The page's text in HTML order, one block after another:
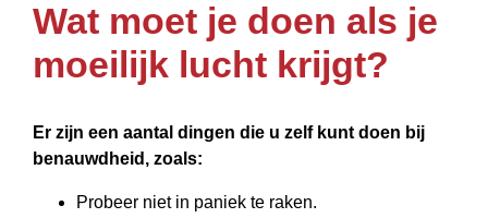
Wat moet je doen als je
moeilijk lucht krijgt?
Er zijn een aantal dingen die u zelf kunt doen bij
benauwdheid, zoals:
Probeer niet in paniek te raken.